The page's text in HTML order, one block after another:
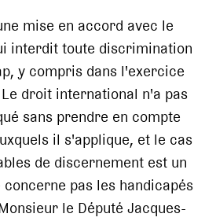
mise en accord avec le
interdit toute discrimination
y compris dans l'exercice
droit international n'a pas
sans prendre en compte
il s'applique, et le cas
de discernement est un
pas les handicapés
le Député Jacques-